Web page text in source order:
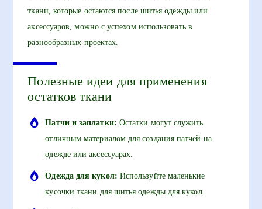
ткани, которые остаются после шитья одежды или
аксессуаров, можно с успехом использовать в
разнообразных проектах.
Полезные идеи для применения
остатков ткани
Патчи и заплатки: Остатки могут служить
отличным материалом для создания патчей на
одежде или аксессуарах.
Одежда для кукол: Используйте маленькие
кусочки ткани для шитья одежды для кукол.